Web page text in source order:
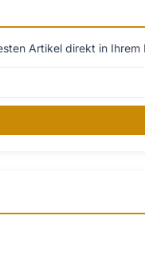
Artikel direkt in